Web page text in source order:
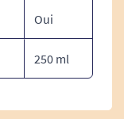
Oui
250 ml